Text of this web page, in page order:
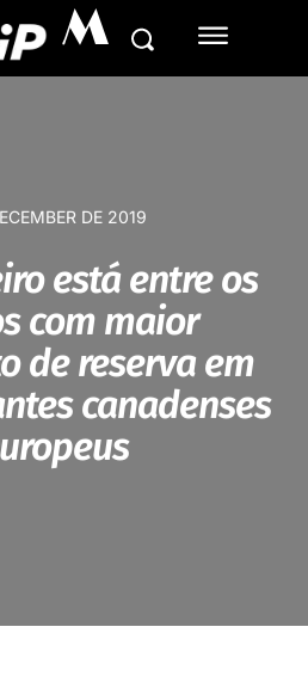
M
DE 2019
está entre os
com maior
de reserva em
canadenses